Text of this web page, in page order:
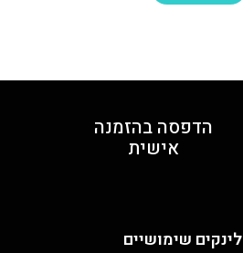
הדפסה בהזמנה
אישית
לינקים שימושיים